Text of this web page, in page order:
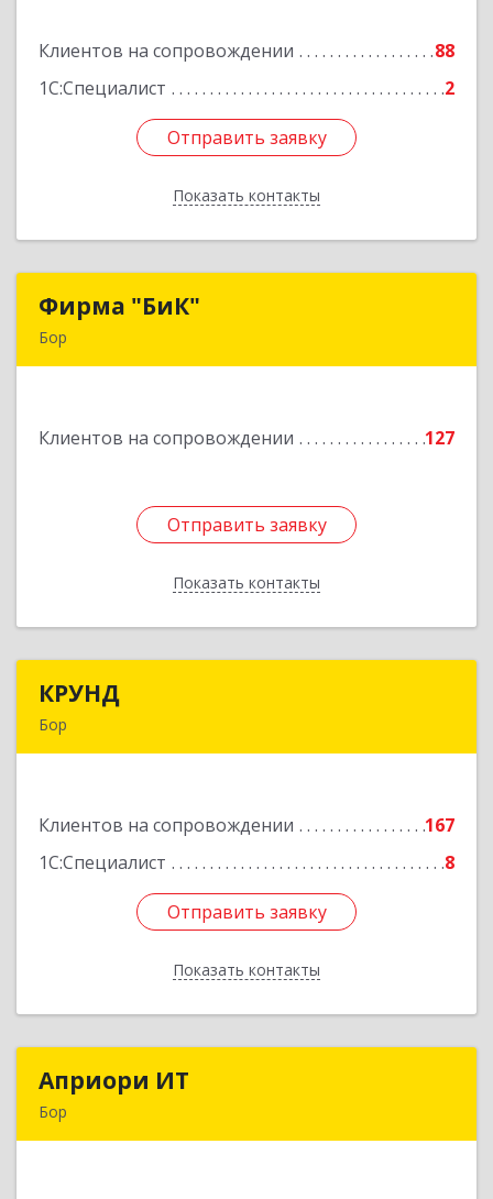
Клиентов на сопровождении
88
1С:Специалист
2
Отправить заявку
Показать контакты
Подробнее
Отправить заявку
Назад
Фирма "БиК"
Бор
Клиентов на сопровождении 127
Отправить заявку
Показать контакты
Подробнее
Отправить заявку
Назад
КРУНД
Бор
Клиентов на сопровождении
167
1С:Специалист
8
Отправить заявку
Показать контакты
Подробнее
Отправить заявку
Назад
Априори ИТ
Бор